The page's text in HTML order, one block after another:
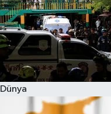
Dünya